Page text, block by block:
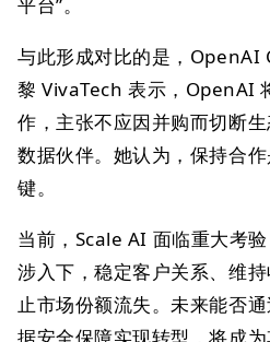
与此形成对比的是，OpenAI
黎 VivaTech 表示，OpenAI
作，主张不应因并购而切断
数据伙伴。她认为，保持合
键。
当前，Scale AI 面临重大考
涉入下，稳定客户关系、维
止市场份额流失。未来能否